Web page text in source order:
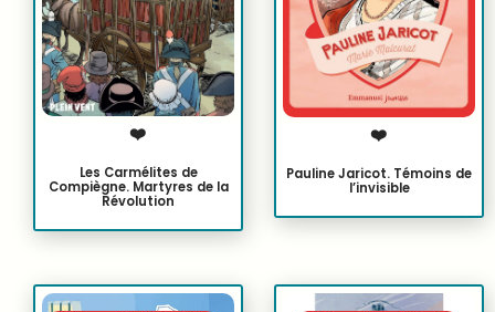
❤️
Les Carmélites de
Compiègne. Martyres de la
Révolution
❤️
Pauline Jaricot. Témoins de
l’invisible